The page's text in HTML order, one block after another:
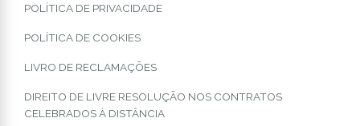
POLÍTICA DE PRIVACIDADE
POLÍTICA DE COOKIES
LIVRO DE RECLAMAÇÕES
DIREITO DE LIVRE RESOLUÇÃO NOS CONTRATOS
CELEBRADOS À DISTÂNCIA